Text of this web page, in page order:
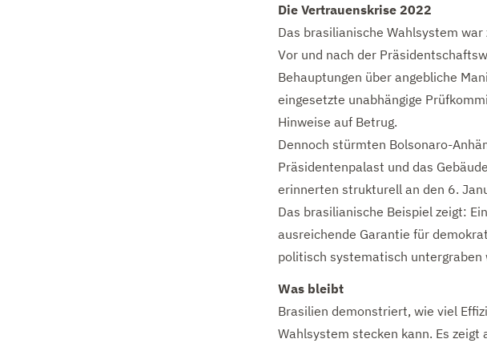
Die Vertrauenskrise 2022
Das brasilianische Wahlsystem
Vor und nach der
Behauptungen über angebliche
eingesetzte unabhängige
Hinweise auf Betrug.
Dennoch stürmten Bolsonaro-
Präsidentenpalast und das
erinnerten strukturell an den 6.
Das brasilianische Beispiel zeigt:
ausreichende Garantie für
politisch systematisch untergraben
Was bleibt
Brasilien demonstriert, wie viel
Wahlsystem stecken kann. Es